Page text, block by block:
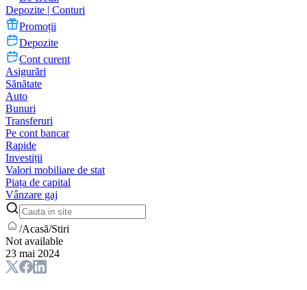
Depozite | Conturi
Promoții
Depozite
Cont curent
Asigurări
Sănătate
Auto
Bunuri
Transferuri
Pe cont bancar
Rapide
Investiții
Valori mobiliare de stat
Piața de capital
Vânzare gaj
/Acasă/Stiri
Not available
23 mai 2024